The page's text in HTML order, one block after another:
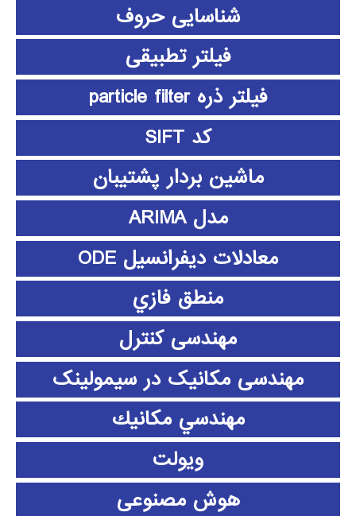
شناسایی حروف
فیلتر تطبیقی
فیلتر ذره particle filter
کد SIFT
ماشین بردار پشتیبان
مدل ARIMA
معادلات دیفرانسیل ODE
منطق فازي
مهندسی کنترل
مهندسی مکانیک در سیمولینک
مهندسي مكانيك
ویولت
هوش مصنوعی